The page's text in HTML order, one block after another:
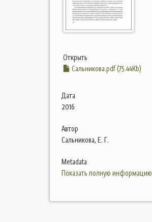
Открыть
Сальникова.pdf (75.44Kb)
Дата
2016
Автор
Сальникова, Е. Г.
Metadata
Показать полную информацию